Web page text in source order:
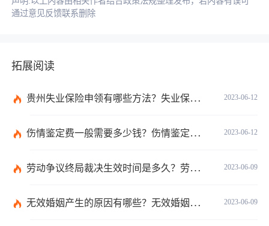
通过意见反馈联系删除
拓展阅读
2023-06-12
贵州失业保险申领有哪些方法？失业保险的申请方法分为几种？
2023-06-12
伤情鉴定费一般需要多少钱？伤情鉴定多久能做？
2023-06-09
劳动争议终局裁决生效时间是多久？劳动争议终局裁决可以起诉吗？
2023-06-09
无效婚姻产生的原因有哪些？无效婚姻出轨可以要求赔偿吗？ 当前滚动